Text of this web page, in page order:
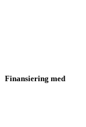
Finansiering med